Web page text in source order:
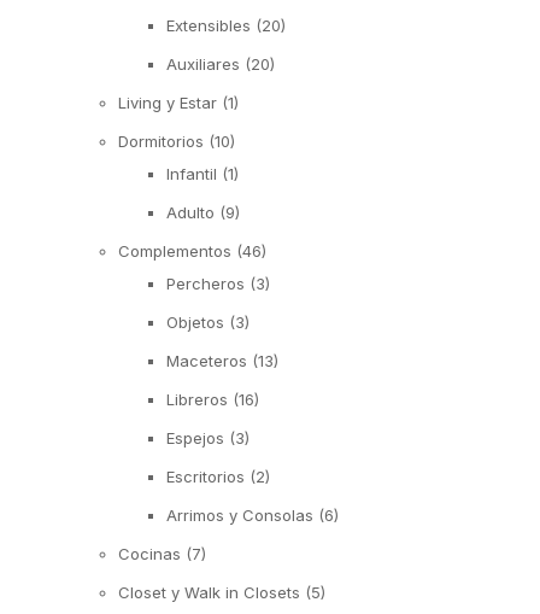
Extensibles (20)
Auxiliares (20)
Living y Estar (1)
Dormitorios (10)
Infantil (1)
Adulto (9)
Complementos (46)
Percheros (3)
Objetos (3)
Maceteros (13)
Libreros (16)
Espejos (3)
Escritorios (2)
Arrimos y Consolas (6)
Cocinas (7)
Closet y Walk in Closets (5)